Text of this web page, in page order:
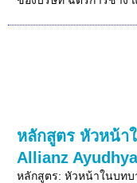
หลักสูตร หัวหน้า
Allianz
หลักสูตร: หัวหน้าในบทบ